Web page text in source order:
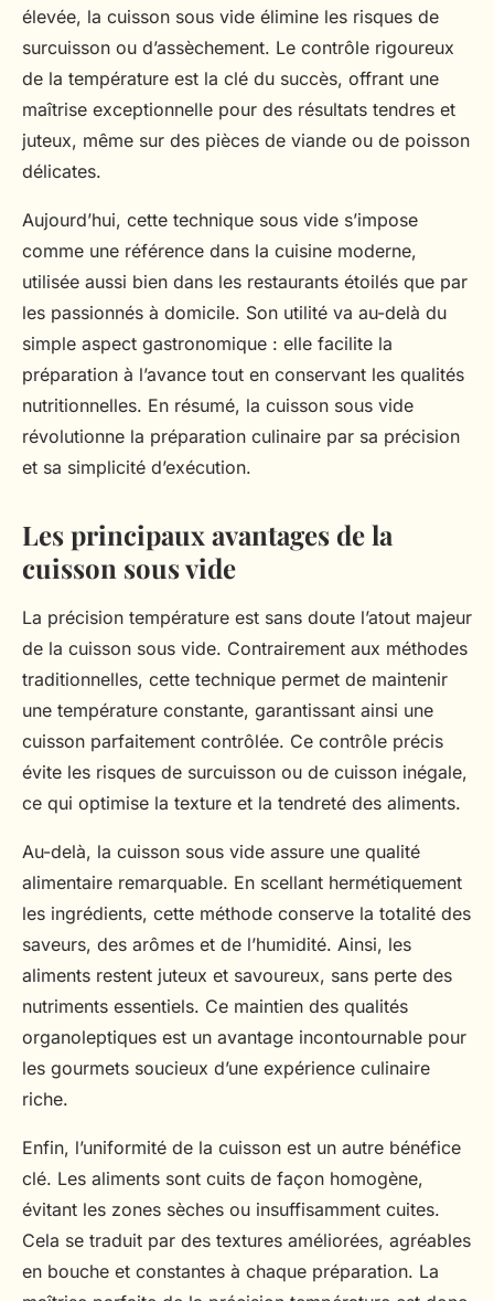
élevée, la cuisson sous vide élimine les risques de
surcuisson ou d’assèchement. Le contrôle rigoureux
de la température est la clé du succès, offrant une
maîtrise exceptionnelle pour des résultats tendres et
juteux, même sur des pièces de viande ou de poisson
délicates.
Aujourd’hui, cette technique sous vide s’impose
comme une référence dans la cuisine moderne,
utilisée aussi bien dans les restaurants étoilés que par
les passionnés à domicile. Son utilité va au-delà du
simple aspect gastronomique : elle facilite la
préparation à l’avance tout en conservant les qualités
nutritionnelles. En résumé, la cuisson sous vide
révolutionne la préparation culinaire par sa précision
et sa simplicité d’exécution.
Les principaux avantages de la
cuisson sous vide
La précision température est sans doute l’atout majeur
de la cuisson sous vide. Contrairement aux méthodes
traditionnelles, cette technique permet de maintenir
une température constante, garantissant ainsi une
cuisson parfaitement contrôlée. Ce contrôle précis
évite les risques de surcuisson ou de cuisson inégale,
ce qui optimise la texture et la tendreté des aliments.
Au-delà, la cuisson sous vide assure une qualité
alimentaire remarquable. En scellant hermétiquement
les ingrédients, cette méthode conserve la totalité des
saveurs, des arômes et de l’humidité. Ainsi, les
aliments restent juteux et savoureux, sans perte des
nutriments essentiels. Ce maintien des qualités
organoleptiques est un avantage incontournable pour
les gourmets soucieux d’une expérience culinaire
riche.
Enfin, l’uniformité de la cuisson est un autre bénéfice
clé. Les aliments sont cuits de façon homogène,
évitant les zones sèches ou insuffisamment cuites.
Cela se traduit par des textures améliorées, agréables
en bouche et constantes à chaque préparation. La